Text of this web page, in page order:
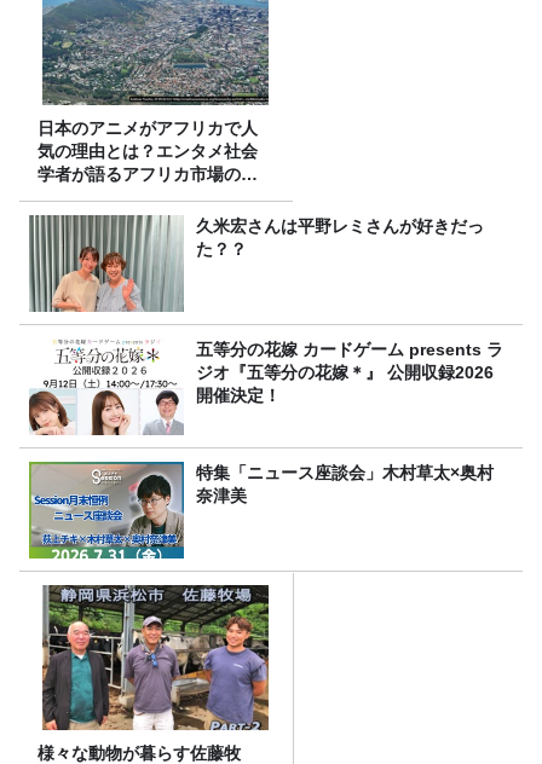
日本のアニメがアフリカで人
気の理由とは？エンタメ社会
学者が語るアフリカ市場のリ
アル
久米宏さんは平野レミさんが好きだっ
た？？
五等分の花嫁 カードゲーム presents ラ
ジオ『五等分の花嫁＊』 公開収録2026
開催決定！
特集「ニュース座談会」木村草太×奥村
奈津美
様々な動物が暮らす佐藤牧